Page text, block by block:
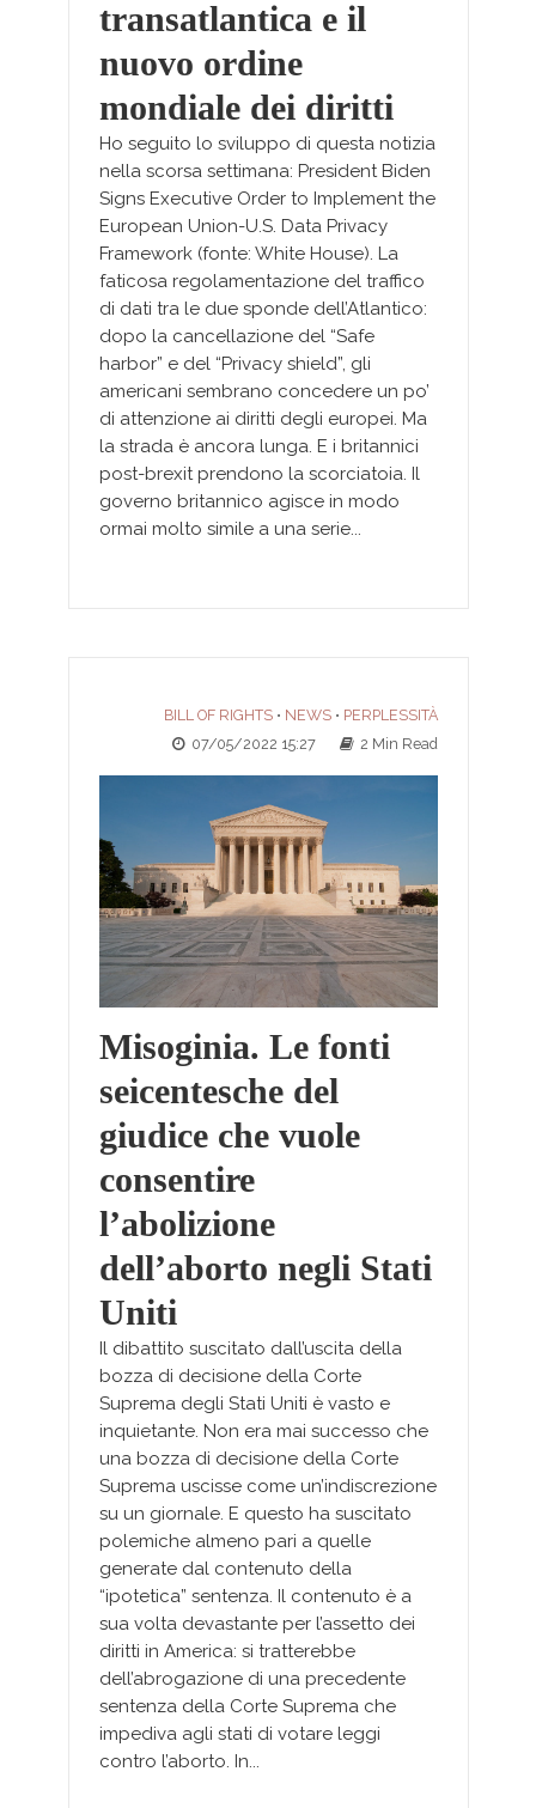
transatlantica e il
nuovo ordine
mondiale dei diritti
Ho seguito lo sviluppo di questa notizia
nella scorsa settimana: President Biden
Signs Executive Order to Implement the
European Union-U.S. Data Privacy
Framework (fonte: White House). La
faticosa regolamentazione del traffico
di dati tra le due sponde dell’Atlantico:
dopo la cancellazione del “Safe
harbor” e del “Privacy shield”, gli
americani sembrano concedere un po’
di attenzione ai diritti degli europei. Ma
la strada è ancora lunga. E i britannici
post-brexit prendono la scorciatoia. Il
governo britannico agisce in modo
ormai molto simile a una serie...
BILL OF RIGHTS • NEWS • PERPLESSITÀ
07/05/2022 15:27
2 Min Read
Misoginia. Le fonti
seicentesche del
giudice che vuole
consentire
l’abolizione
dell’aborto negli Stati
Uniti
Il dibattito suscitato dall’uscita della
bozza di decisione della Corte
Suprema degli Stati Uniti è vasto e
inquietante. Non era mai successo che
una bozza di decisione della Corte
Suprema uscisse come un’indiscrezione
su un giornale. E questo ha suscitato
polemiche almeno pari a quelle
generate dal contenuto della
“ipotetica” sentenza. Il contenuto è a
sua volta devastante per l’assetto dei
diritti in America: si tratterebbe
dell’abrogazione di una precedente
sentenza della Corte Suprema che
impediva agli stati di votare leggi
contro l’aborto. In...